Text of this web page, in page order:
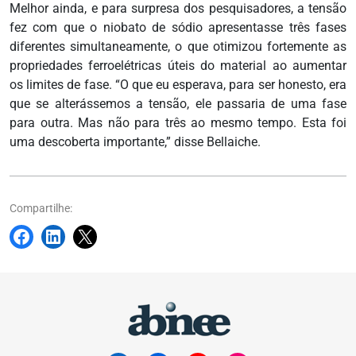
Melhor ainda, e para surpresa dos pesquisadores, a tensão
fez com que o niobato de sódio apresentasse três fases
diferentes simultaneamente, o que otimizou fortemente as
propriedades ferroelétricas úteis do material ao aumentar
os limites de fase. “O que eu esperava, para ser honesto, era
que se alterássemos a tensão, ele passaria de uma fase
para outra. Mas não para três ao mesmo tempo. Esta foi
uma descoberta importante,” disse Bellaiche.
Compartilhe: